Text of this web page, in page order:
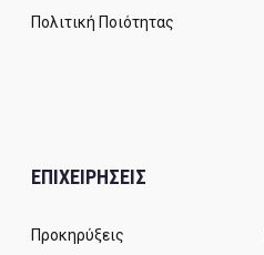
Πολιτική Ποιότητας
ΕΠΙΧΕΙΡΗΣΕΙΣ
Προκηρύξεις